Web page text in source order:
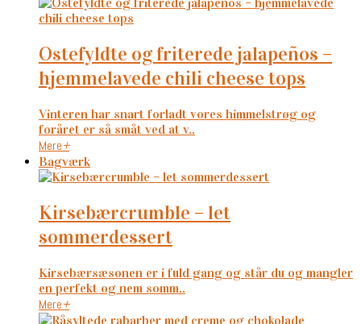
ostefyldte og friterede jalapeños –
hjemmelavede chili cheese tops
Vinteren har snart forladt vores himmelstrøg og
foråret er så småt ved at v..
Mere+
Bagværk
kirsebærcrumble – let
sommerdessert
Kirsebærsæsonen er i fuld gang og står du og mangler
en perfekt og nem somm..
Mere+